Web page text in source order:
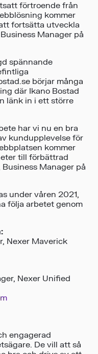
förtroende från
kommer
fortsätta utveckla
Manager på
spännande
börjar många
där Ikano Bostad
länk in i ett större
har vi nu en bra
kundupplevelse för
kommer
till förbättrad
Manager på
under våren 2021,
följa arbetet genom
Nexer Maverick
Nexer Unified
engagerad
De vill att så